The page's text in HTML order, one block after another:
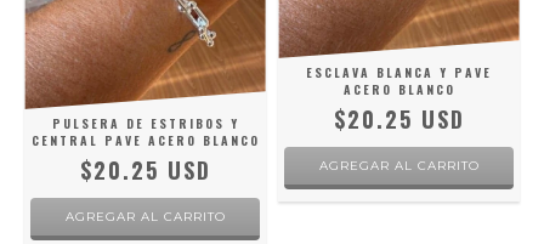
PULSERA DE ESTRIBOS Y
CENTRAL PAVE ACERO BLANCO
$20.25 USD
ESCLAVA BLANCA Y PAVE
ACERO BLANCO
$20.25 USD